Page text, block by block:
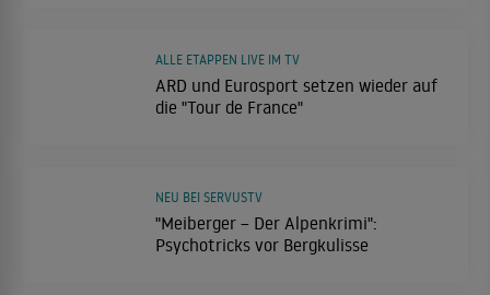
ARD und Eurosport setzen wieder auf
die "Tour de France"
ALLE ETAPPEN LIVE IM TV
"Meiberger – Der Alpenkrimi":
Psychotricks vor Bergkulisse
NEU BEI SERVUSTV